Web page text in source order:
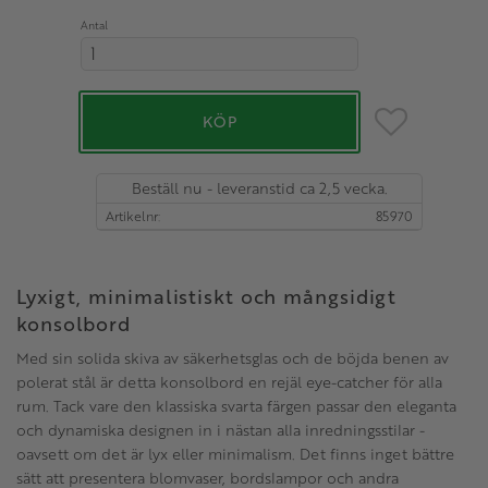
Antal
KÖP Lägg till i
Beställ nu - leveranstid ca 2,5 vecka.
Artikelnr 85970
Lyxigt, minimalistiskt och mångsidigt
konsolbord
Med sin solida skiva av säkerhetsglas och de böjda benen av
polerat stål är detta konsolbord en rejäl eye-catcher för alla
rum. Tack vare den klassiska svarta färgen passar den eleganta
och dynamiska designen in i nästan alla inredningsstilar -
oavsett om det är lyx eller minimalism. Det finns inget bättre
sätt att presentera blomvaser, bordslampor och andra